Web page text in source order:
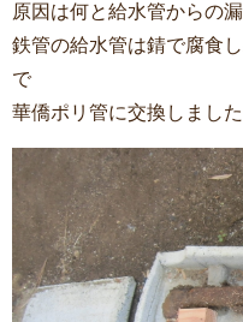
原因は何と給水管からの漏
鉄管の給水管は錆で腐食
で
華僑ポリ管に交換しました